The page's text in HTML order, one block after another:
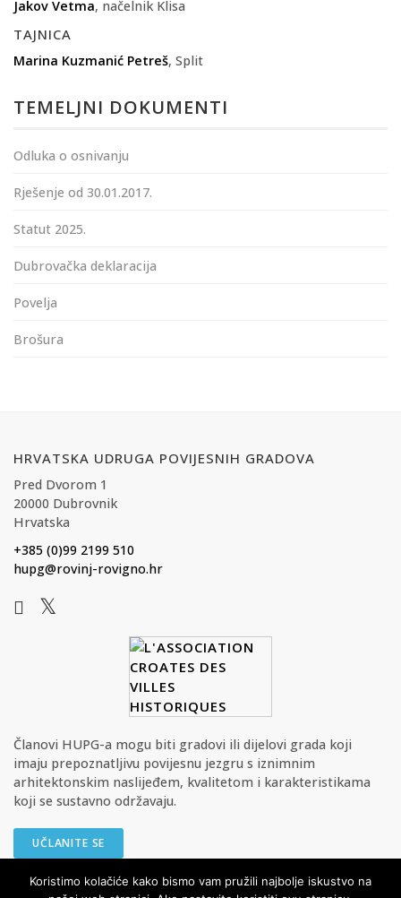
Jakov Vetma, načelnik Klisa
TAJNICA
Marina Kuzmanić Petreš, Split
TEMELJNI DOKUMENTI
Odluka o osnivanju
Rješenje od 30.01.2017.
Statut 2025.
Dubrovačka deklaracija
Povelja
Brošura
HRVATSKA UDRUGA POVIJESNIH GRADOVA
Pred Dvorom 1
20000 Dubrovnik
Hrvatska
+385 (0)99 2199 510
hupg@rovinj-rovigno.hr
Članovi HUPG-a mogu biti gradovi ili dijelovi grada koji
imaju prepoznatljivu povijesnu jezgru s iznimnim
arhitektonskim naslijeđem, kvalitetom i karakteristikama
koji se sustavno održavaju.
UČLANITE SE
Koristimo kolačiće kako bismo vam pružili najbolje iskustvo na